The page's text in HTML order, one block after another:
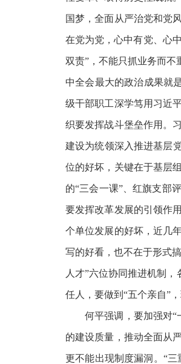
国梦，全面从严治党和党
在党为党，心中有党、心
双责”，不能只抓业务而
中全会最大的政治成果就
级干部职工深学笃用习近
织要发挥战斗堡垒作用。
建设为统领深入推进基层
位的好坏，关键在于基层
的“三会一课”、红旗支部
要发挥改革发展的引领作
个单位发展的好坏，近几
写的好看，也不在于形式
人才”六位协同推进机制
任人，要做到“五个亲自”
何平强调，要加强对
的建设质量，推动全面从
更不能出现制度漏洞。“